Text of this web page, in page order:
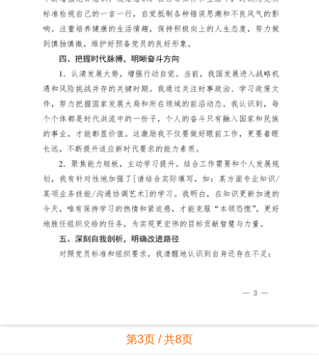
第3页 / 共8页